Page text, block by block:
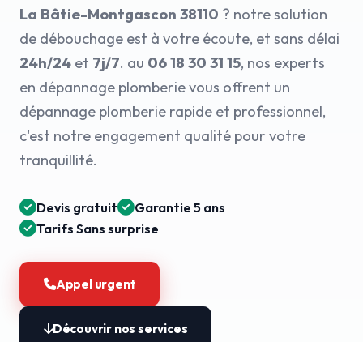
La Bâtie-Montgascon 38110 ? notre solution
de débouchage est à votre écoute, et sans délai
24h/24 et 7j/7. au 06 18 30 31 15, nos experts
en dépannage plomberie vous offrent un
dépannage plomberie rapide et professionnel,
c'est notre engagement qualité pour votre
tranquillité.
Devis gratuit
Garantie 5 ans
Tarifs Sans surprise
Appel urgent
Découvrir nos services